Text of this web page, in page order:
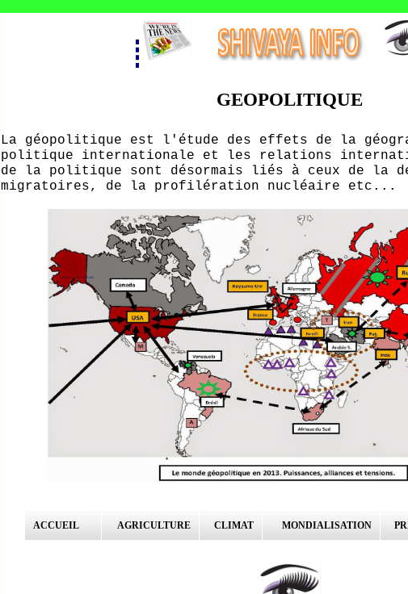
GEOPOLITIQUE
La géopolitique est l'étude des effets de la
politique internationale et les relations
de la politique sont désormais liés à ceux de la
migratoires, de la profilération nucléaire etc...
ACCUEIL AGRICULTURE CLIMAT MONDIALISATION